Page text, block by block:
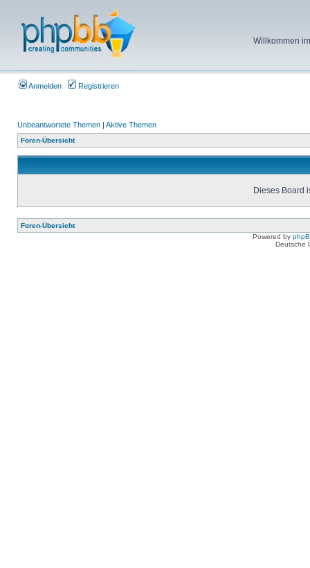
Willkommen
Anmelden Registrieren
Unbeantwortete Themen | Aktive Themen
Foren-Übersicht
Dieses Board
Foren-Übersicht
Powered by
Deutsche